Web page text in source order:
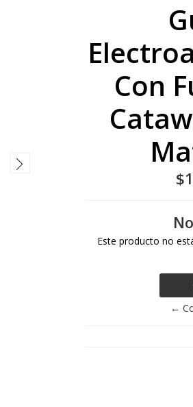
Con
Este producto no
←